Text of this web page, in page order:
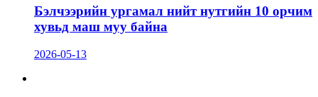
Бэлчээрийн ургамал нийт нутгийн 10 орчим
хувьд маш муу байна
2026-05-13